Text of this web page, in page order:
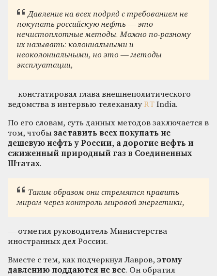
Давление на всех подряд с требованием не
покупать российскую нефть — это
нечистоплотные методы. Можно по-разному
их называть: колониальными и
неоколониальными, но это — методы
эксплуатации,
— констатировал глава внешнеполитического
ведомства в интервью телеканалу RT India.
По его словам, суть данных методов заключается в
том, чтобы заставить всех покупать не
дешевую нефть у России, а дорогие нефть и
сжиженный природный газ в Соединенных
Штатах.
Таким образом они стремятся править
миром через контроль мировой энергетики,
— отметил руководитель Министерства
иностранных дел России.
Вместе с тем, как подчеркнул Лавров, этому
давлению поддаются не все. Он обратил